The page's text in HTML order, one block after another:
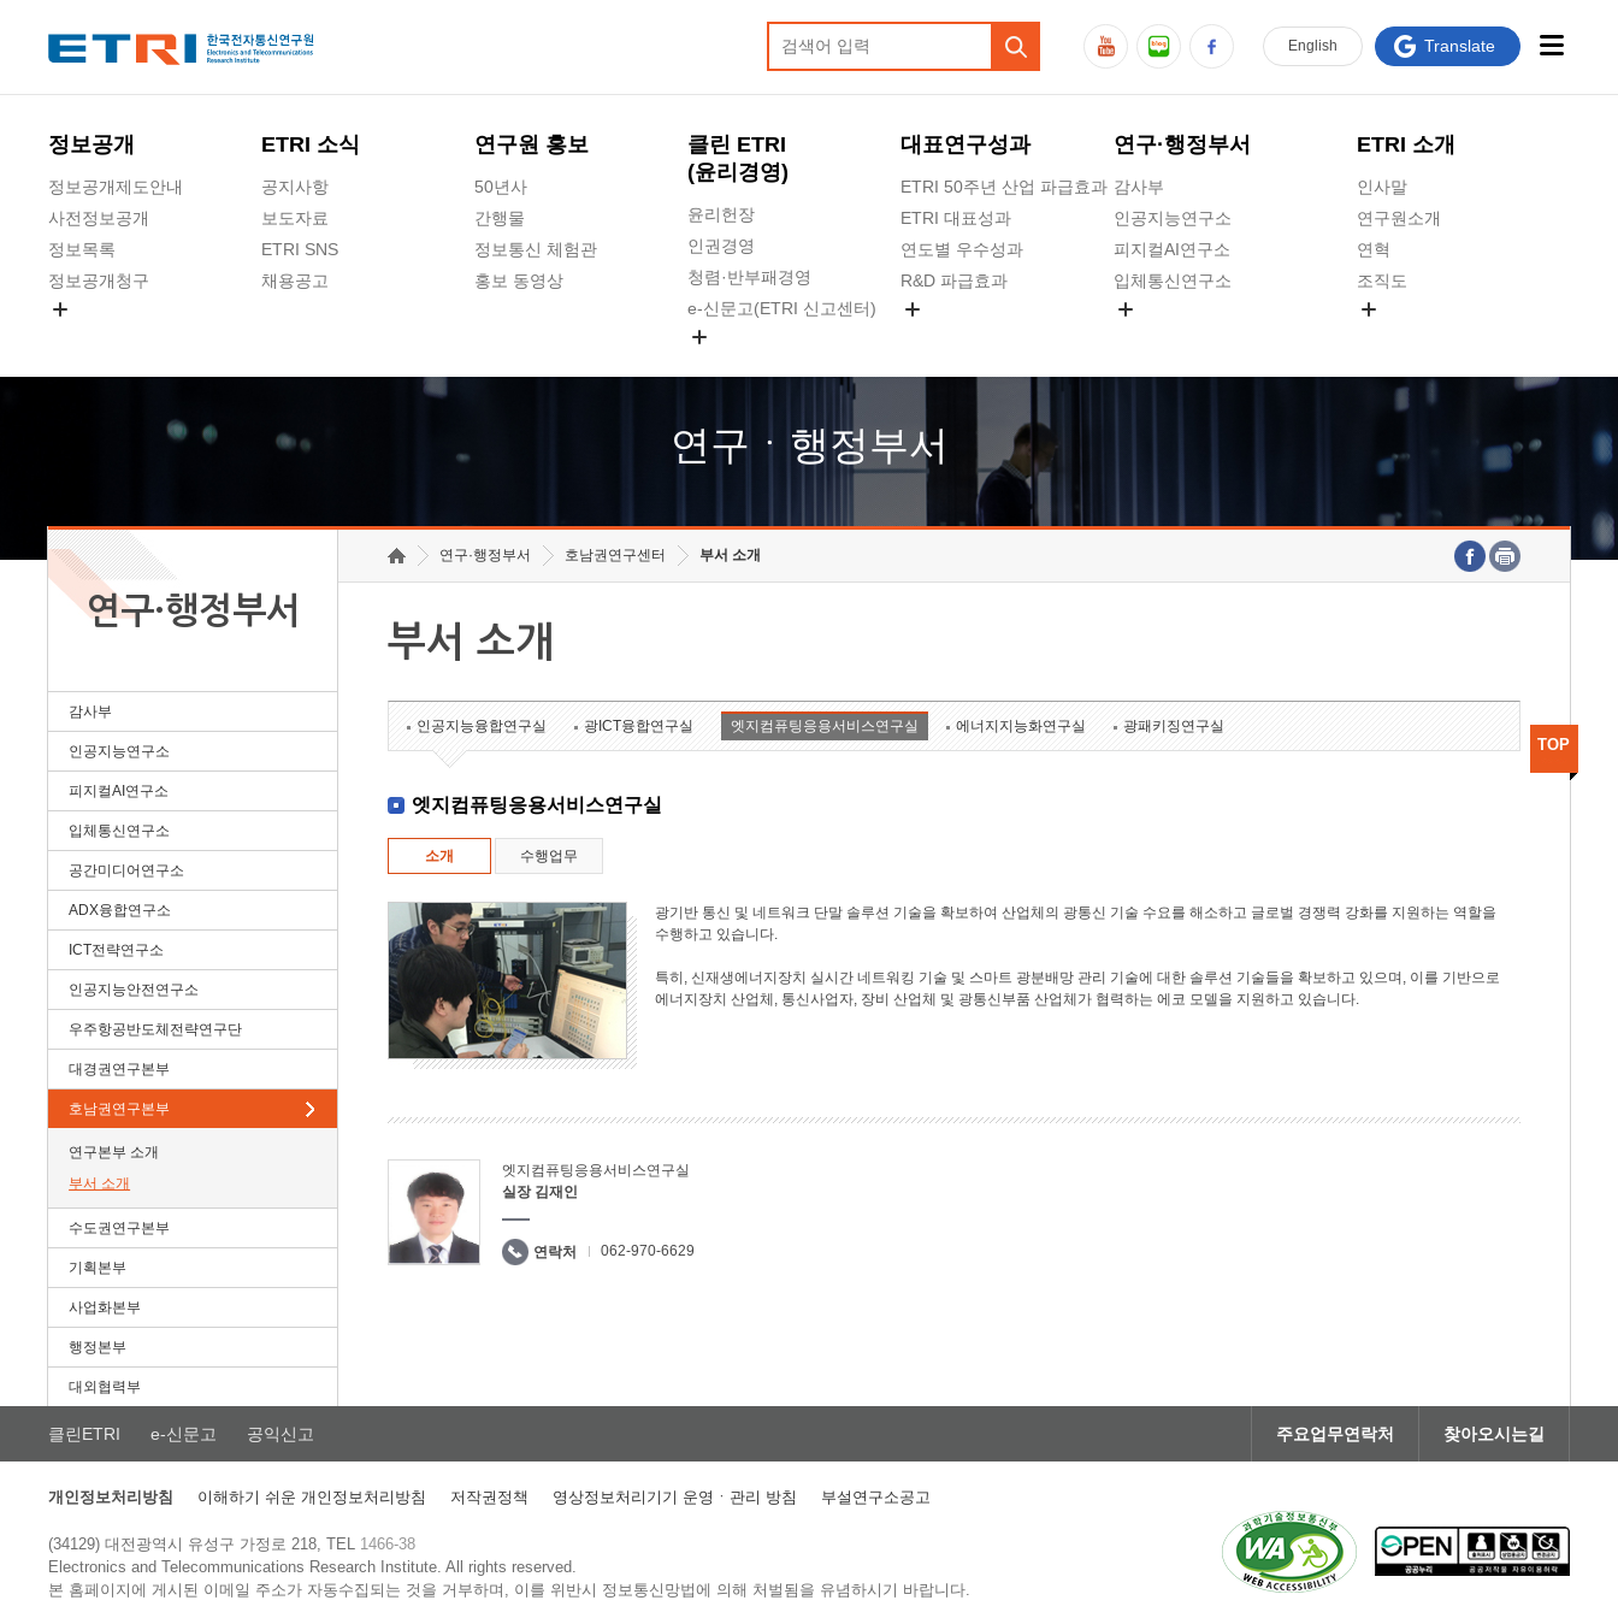
정보공개
정보공개제도안내
사전정보공개
정보목록
정보공개청구
ETRI 소식
공지사항
보도자료
ETRI SNS
채용공고
연구원 홍보
50년사
간행물
정보통신 체험관
홍보 동영상
클린 ETRI
(윤리경영)
윤리헌장
인권경영
청렴·반부패경영
e-신문고(ETRI 신고센터)
고객의소리
수의계약 현황
대표연구성과
ETRI 50주년 산업 파급효과
ETRI 대표성과
연도별 우수성과
R&D 파급효과
연구·행정부서
감사부
인공지능연구소
피지컬AI연구소
입체통신연구소
호남권연구본부
기획본부
ETRI 소개
인사말
연구원소개
연혁
조직도
연구원 고객헌장
주요업무연락처
English Translate
연구ㆍ행정부서
연구·행정부서
감사부
인공지능연구소
피지컬AI연구소
입체통신연구소
공간미디어연구소
ADX융합연구소
ICT전략연구소
인공지능안전연구소
우주항공반도체전략연구단
대경권연구본부
호남권연구본부
연구본부 소개
부서 소개
수도권연구본부
기획본부
사업화본부
행정본부
대외협력부
연구·행정부서 호남권연구센터 부서 소개
부서 소개
인공지능융합연구실 광ICT융합연구실 엣지컴퓨팅응용서비스연구실 에너지지능화연구실 광패키징연구실
엣지컴퓨팅응용서비스연구실
소개 수행업무
광기반 통신 및 네트워크 단말 솔루션 기술을 확보하여 산업체의 광통신 기술 수요를 해소하고 글로벌 경쟁력 강화를 지원하는 역할을
수행하고 있습니다.
특히, 신재생에너지장치 실시간 네트워킹 기술 및 스마트 광분배망 관리 기술에 대한 솔루션 기술들을 확보하고 있으며, 이를 기반으로
에너지장치 산업체, 통신사업자, 장비 산업체 및 광통신부품 산업체가 협력하는 에코 모델을 지원하고 있습니다.
엣지컴퓨팅응용서비스연구실
실장 김재인
연락처 062-970-6629
TOP
클린ETRI e-신문고 공익신고 주요업무연락처 찾아오시는길
개인정보처리방침 이해하기 쉬운 개인정보처리방침 저작권정책 영상정보처리기기 운영ㆍ관리 방침 부설연구소공고
(34129) 대전광역시 유성구 가정로 218, TEL 1466-38
Electronics and Telecommunications Research Institute.All rights reserved.
본 홈페이지에 게시된 이메일 주소가 자동수집되는 것을 거부하며, 이를 위반시 정보통신망법에 의해 처벌됨을 유념하시기 바랍니다.